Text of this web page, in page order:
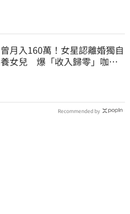
曾月入160萬！女星認離婚獨自
養女兒 爆「收入歸零」咖啡
Recommended by